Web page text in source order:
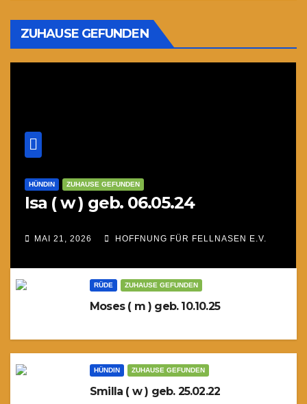
ZUHAUSE GEFUNDEN
HÜNDIN ZUHAUSE GEFUNDEN
Isa ( w ) geb. 06.05.24
MAI 21, 2026 HOFFNUNG FÜR FELLNASEN E.V.
RÜDE ZUHAUSE GEFUNDEN
Moses ( m ) geb. 10.10.25
HÜNDIN ZUHAUSE GEFUNDEN
Smilla ( w ) geb. 25.02.22